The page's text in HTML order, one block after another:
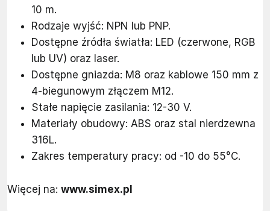
10 m.
Rodzaje wyjść: NPN lub PNP.
Dostępne źródła światła: LED (czerwone, RGB
lub UV) oraz laser.
Dostępne gniazda: M8 oraz kablowe 150 mm z
4-biegunowym złączem M12.
Stałe napięcie zasilania: 12-30 V.
Materiały obudowy: ABS oraz stal nierdzewna
316L.
Zakres temperatury pracy: od -10 do 55°C.
Więcej na: www.simex.pl